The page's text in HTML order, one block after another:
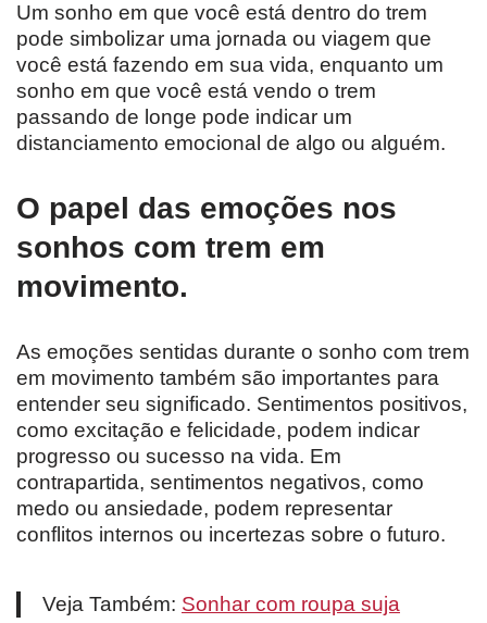
Um sonho em que você está dentro do trem
pode simbolizar uma jornada ou viagem que
você está fazendo em sua vida, enquanto um
sonho em que você está vendo o trem
passando de longe pode indicar um
distanciamento emocional de algo ou alguém.
O papel das emoções nos
sonhos com trem em
movimento.
As emoções sentidas durante o sonho com trem
em movimento também são importantes para
entender seu significado. Sentimentos positivos,
como excitação e felicidade, podem indicar
progresso ou sucesso na vida. Em
contrapartida, sentimentos negativos, como
medo ou ansiedade, podem representar
conflitos internos ou incertezas sobre o futuro.
Veja Também: Sonhar com roupa suja